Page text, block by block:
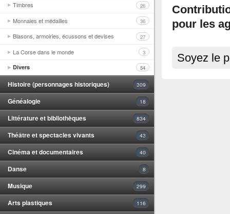
Timbres 26
Monnaies et médailles 36
Blasons, armoiries, écussons et devises 27
La Corse dans le monde 3
Divers 54
Histoire (personnages historiques) 309
Généalogie 18
Littérature et bibliothèques 834
Théâtre et spectacles vivants 43
Cinéma et documentaires 40
Danse 8
Musique 299
Arts plastiques 116
pour les
Soyez le